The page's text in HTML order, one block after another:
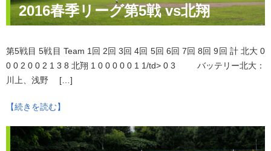
2016春季リーグ第5戦 vs北翔
第5戦目 5戦目 Team 1回 2回 3回 4回 5回 6回 7回 8回 9回 計 北大 0
0 0 2 0 0 2 1 3 8 北翔 1 0 0 0 0 0 1 1/td> 0 3 バッテリー北大：
川上、浅野 […]
【続きを読む】